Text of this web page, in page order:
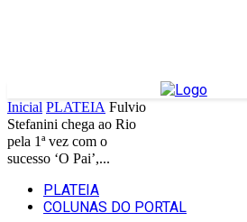
Inicial PLATEIA Fulvio
Stefanini chega ao Rio
pela 1ª vez com o
sucesso ‘O Pai’,...
PLATEIA
COLUNAS DO PORTAL